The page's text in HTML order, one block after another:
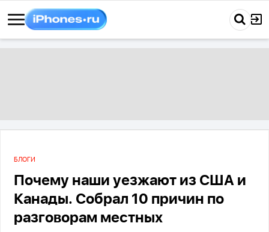
БЛОГИ
Почему наши уезжают из США и
Канады. Собрал 10 причин по
разговорам местных